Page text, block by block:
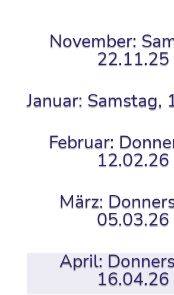
November:
22.11.25
Januar: Samstag,
Februar:
12.02.26
März:
05.03.26
April:
16.04.26